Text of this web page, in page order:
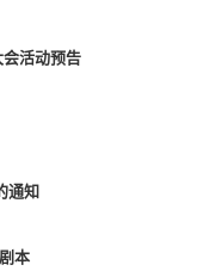
活动预告
通知
本